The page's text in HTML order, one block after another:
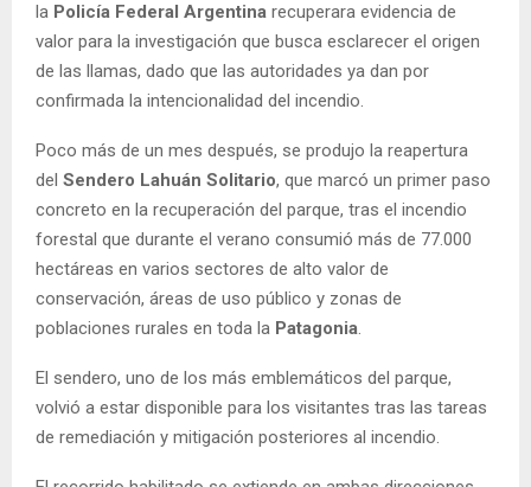
la Policía Federal Argentina recuperara evidencia de
valor para la investigación que busca esclarecer el origen
de las llamas, dado que las autoridades ya dan por
confirmada la intencionalidad del incendio.
Poco más de un mes después, se produjo la reapertura
del Sendero Lahuán Solitario, que marcó un primer paso
concreto en la recuperación del parque, tras el incendio
forestal que durante el verano consumió más de 77.000
hectáreas en varios sectores de alto valor de
conservación, áreas de uso público y zonas de
poblaciones rurales en toda la Patagonia.
El sendero, uno de los más emblemáticos del parque,
volvió a estar disponible para los visitantes tras las tareas
de remediación y mitigación posteriores al incendio.